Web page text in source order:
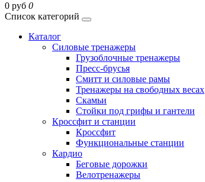
0 руб 0
Список категорий
Каталог
Силовые тренажеры
Грузоблочные тренажеры
Пресс-брусья
Смитт и силовые рамы
Тренажеры на свободных весах
Скамьи
Стойки под грифы и гантели
Кроссфит и станции
Кроссфит
Функциональные станции
Кардио
Беговые дорожки
Велотренажеры